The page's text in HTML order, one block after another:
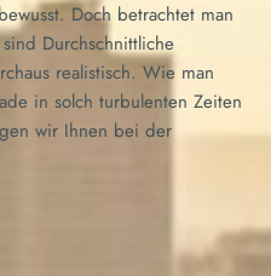
Doch betrachtet man
Durchschnittliche
realistisch. Wie man
in solch turbulenten Zeiten
wir Ihnen bei der